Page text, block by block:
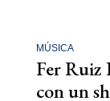
MÚSICA
Fer Ruiz
con un